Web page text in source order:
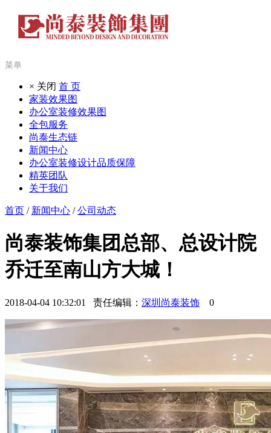
菜单
× 关闭 首 页
家装效果图
办公室装修效果图
全包服务
尚泰生态链
新闻中心
办公室装修设计品质保障
精英团队
关于我们
首页 / 新闻中心 /公司动态
尚泰装饰集团总部、总设计院
乔迁至南山方大城！
2018-04-04 10:32:01 责任编辑： 深圳尚泰装饰 0